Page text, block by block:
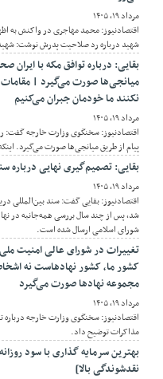
مرداد ۱۹, ۱۴۰۵
اقتصادنیوز: محمد مهاجری در واکنش به
شهید درباره رد صلاحیت پدرش نوشت:
بقایی: درباره توافق مکه با ایران
میانجی‌ها صورت می‌گیرد | مقامات
نکنند ما خودمان جبران می‌کنیم
مرداد ۱۹, ۱۴۰۵
اقتصادنیوز: سخنگوی وزارت خارجه گفت:
پیام از طریق میانجی‌ها صورت می‌گیرد.
بقایی: تصمیم‌گیری نهایی درباره
مرداد ۱۹, ۱۴۰۵
شد، پس از چند سال بررسی همه‌جانبه در
شورای اسلامی ارسال شده است.
تغییرات در شورای عالی امنیت
کشور ما، کشور نهادهاست نه
مجموعه نهادها صورت می‌گیرد
مرداد ۱۹, ۱۴۰۵
اقتصادنیوز: سخنگوی وزارت خارجه درباره
مذاکرات توضیح داد.
نقدشوندگی بالا]